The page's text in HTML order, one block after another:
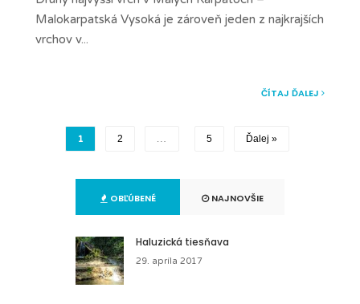
Malokarpatská Vysoká je zároveň jeden z najkrajších
vrchov v...
ČÍTAJ ĎALEJ
1 2 … 5 Ďalej »
OBĽÚBENÉ NAJNOVŠIE
Haluzická tiesňava
29. apríla 2017